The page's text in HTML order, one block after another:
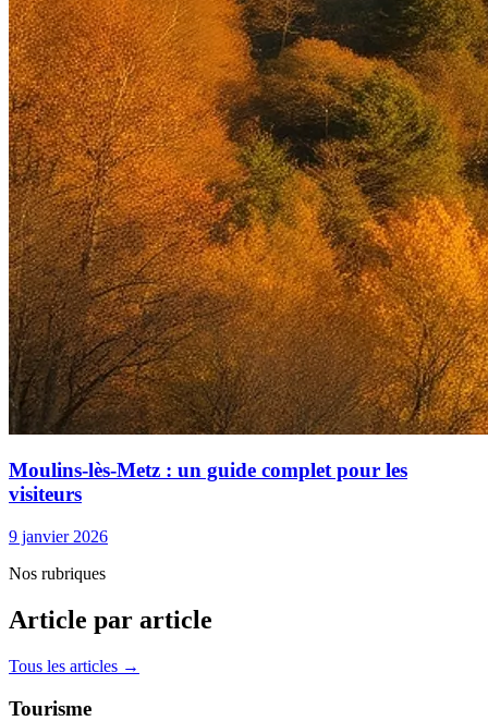
Moulins-lès-Metz : un guide complet pour les
visiteurs
9 janvier 2026
Nos rubriques
Article par article
Tous les articles →
Tourisme